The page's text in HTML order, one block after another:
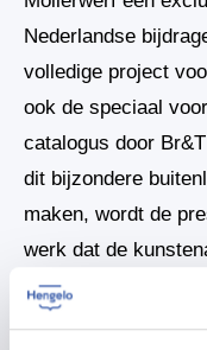
Nederlandse
volledige project
ook de speciaal
catalogus door
dit bijzondere
maken, wordt de
werk dat de
alleen tijdens deze